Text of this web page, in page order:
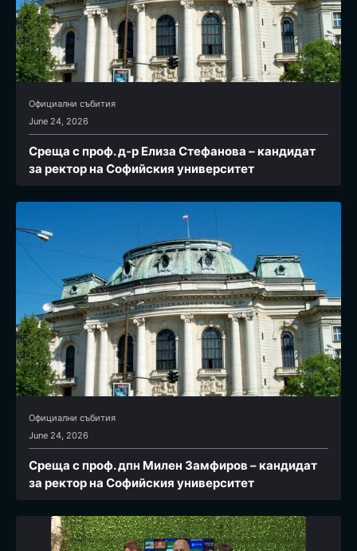
Официални събития
June 24, 2026
Среща с проф. д-р Елиза Стефанова – кандидат
за ректор на Софийския университет
Официални събития
June 24, 2026
Среща с проф. дпн Милен Замфиров – кандидат
за ректор на Софийския университет